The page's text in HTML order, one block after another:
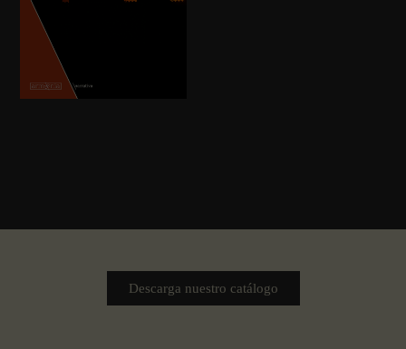
Descarga nuestro catálogo